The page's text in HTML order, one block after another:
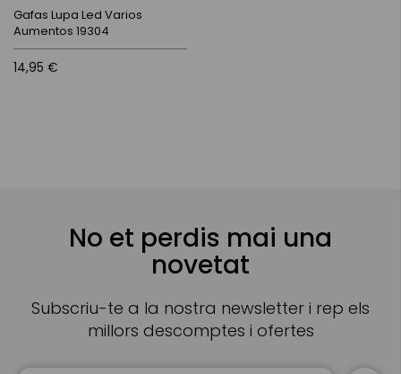
Gafas Lupa Led Varios
Aumentos 19304
14,95 €
No et perdis mai una
novetat
Subscriu-te a la nostra newsletter i rep els
millors descomptes i ofertes